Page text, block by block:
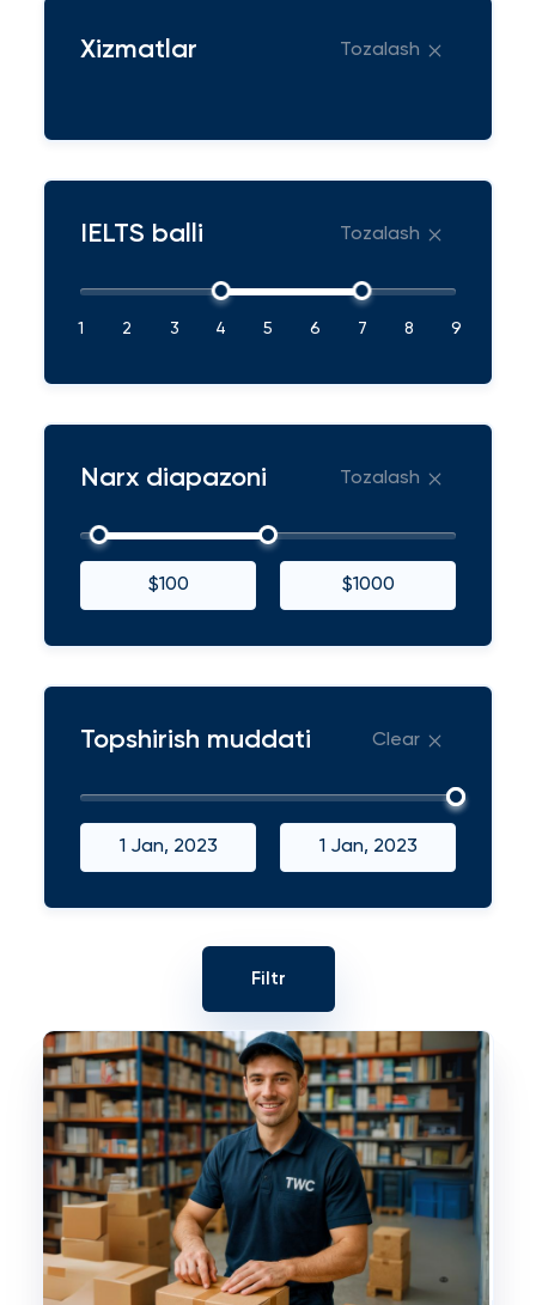
Xizmatlar Tozalash
IELTS balli Tozalash
1 2 3 4 5 6 7 8 9
Narx diapazoni Tozalash
$100 $1000
Topshirish muddati Clear
1 Jan, 2023 1 Jan, 2023